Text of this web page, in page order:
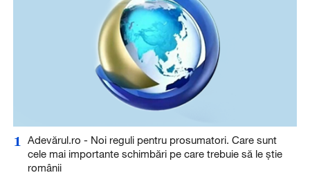
1
Adevărul.ro - Noi reguli pentru prosumatori. Care sunt
cele mai importante schimbări pe care trebuie să le știe
românii